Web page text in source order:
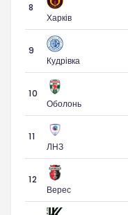
8
Харків
9
Кудрівка
10
Оболонь
11
ЛНЗ
12
Верес